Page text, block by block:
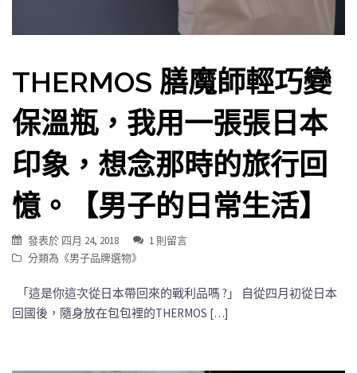
THERMOS 膳魔師輕巧變
保溫瓶，我用一張張日本
印象，想念那時的旅行回
憶。【男子的日常生活】
發表於 四月 24, 2018
1 則留言
分類為《男子品牌選物》
「這是你這次從日本帶回來的戰利品嗎 ?」 自從四月初從日本
回國後，隨身放在包包裡的THERMOS […]